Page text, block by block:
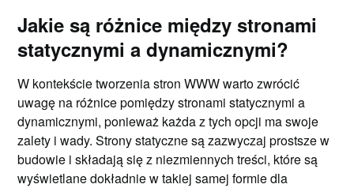
Jakie są różnice między stronami
statycznymi a dynamicznymi?
W kontekście tworzenia stron WWW warto zwrócić
uwagę na różnice pomiędzy stronami statycznymi a
dynamicznymi, ponieważ każda z tych opcji ma swoje
zalety i wady. Strony statyczne są zazwyczaj prostsze w
budowie i składają się z niezmiennych treści, które są
wyświetlane dokładnie w takiej samej formie dla